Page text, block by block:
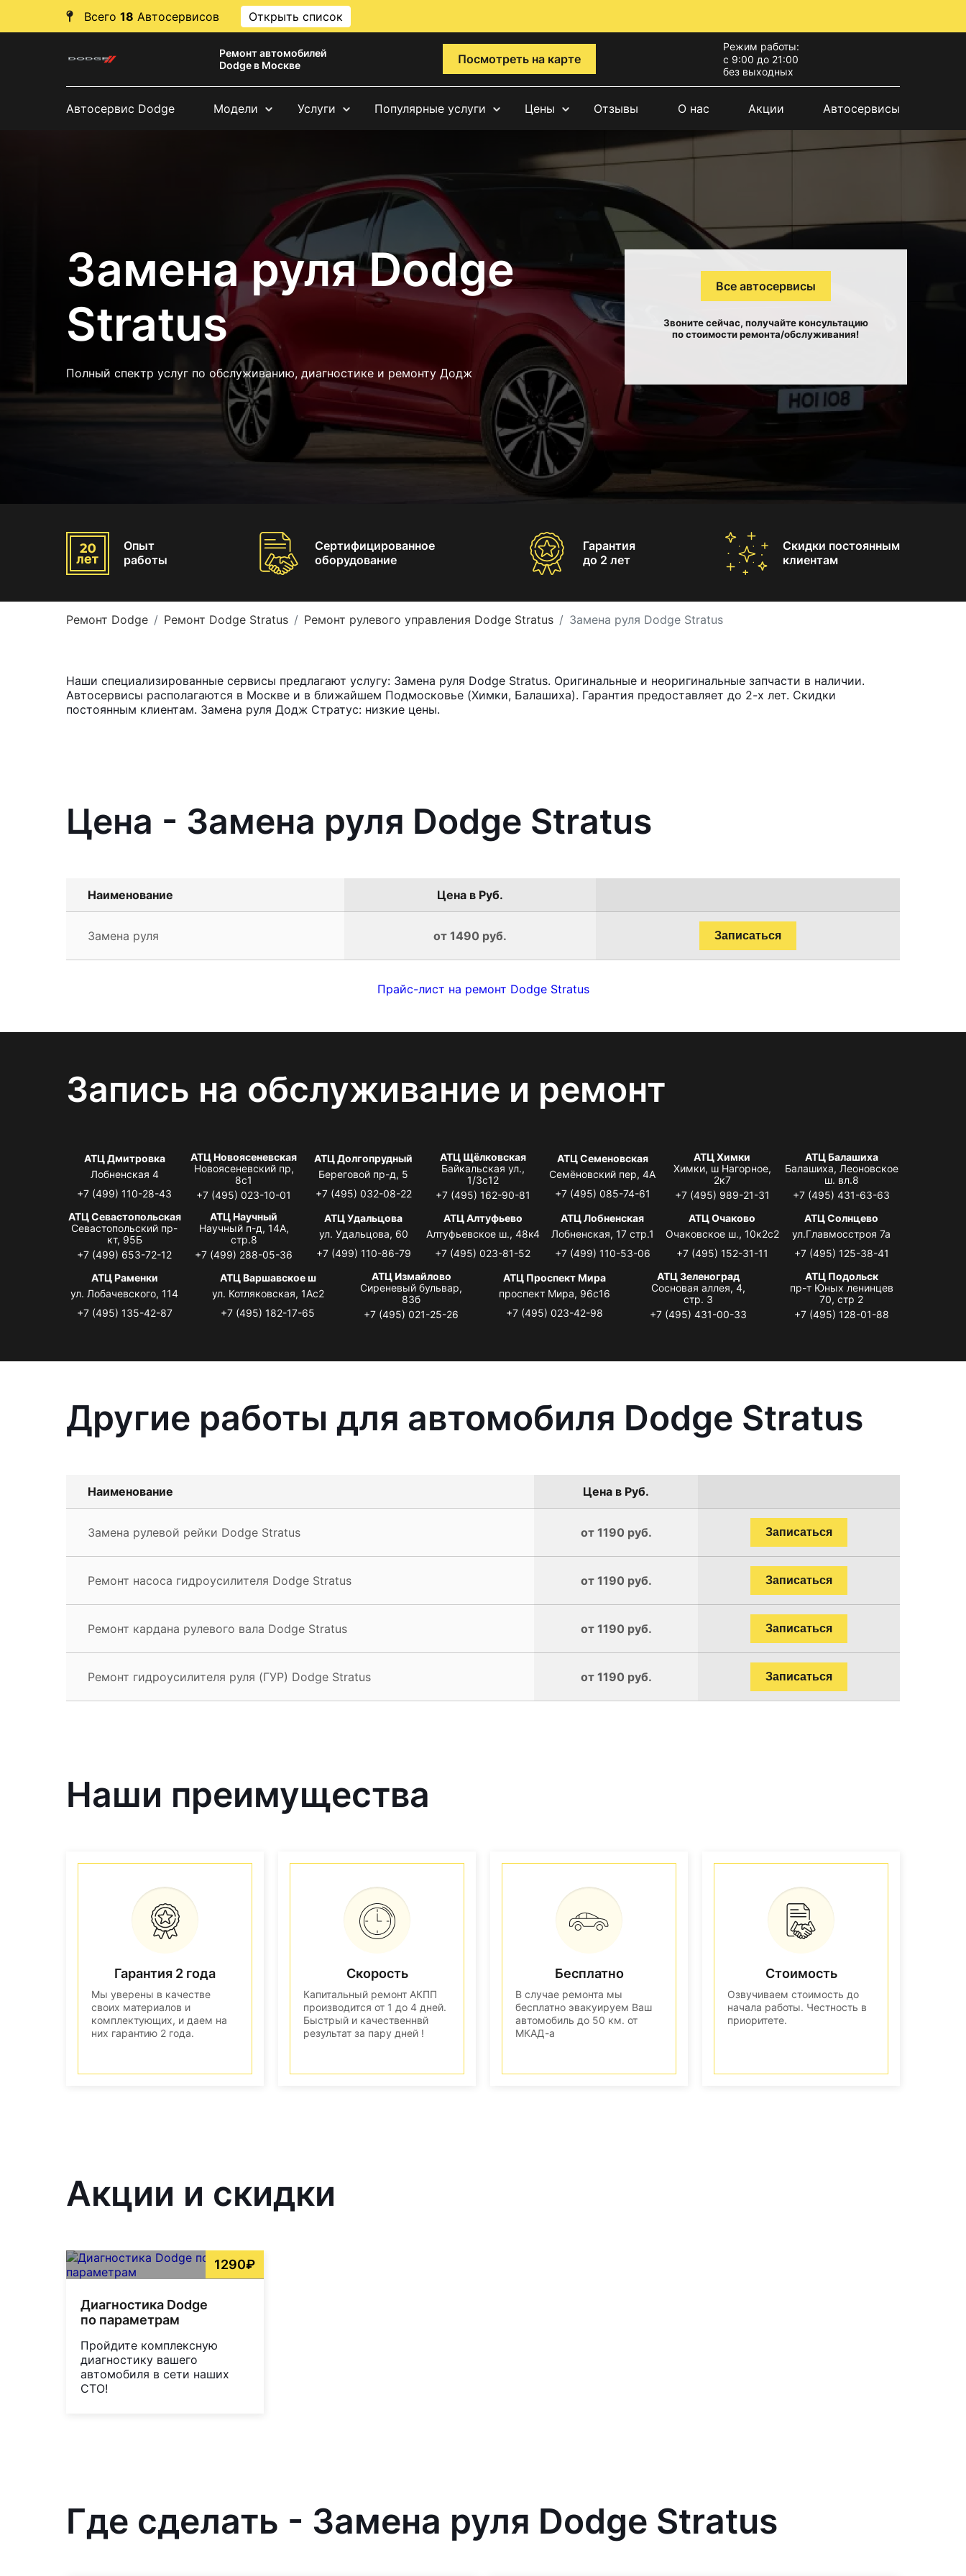
Всего 18 Автосервисов Открыть список
Ремонт автомобилей
Dodge в Москве
Посмотреть на карте
Режим работы:
с 9:00 до 21:00
без выходных
Автосервис Dodge Модели Услуги Популярные услуги Цены Отзывы О нас Акции Автосервисы
Замена руля Dodge
Stratus
Полный спектр услуг по обслуживанию, диагностике и ремонту Додж
Все автосервисы
Звоните сейчас, получайте консультацию
по стоимости ремонта/обслуживания!
Опыт
работы
Сертифицированное
оборудование
Гарантия
до 2 лет
Скидки постоянным
клиентам
Ремонт Dodge Ремонт Dodge Stratus Ремонт рулевого управления Dodge Stratus Замена руля Dodge Stratus
Наши специализированные сервисы предлагают услугу: Замена руля Dodge Stratus. Оригинальные и неоригинальные запчасти в наличии.
Автосервисы располагаются в Москве и в ближайшем Подмосковье (Химки, Балашиха). Гарантия предоставляет до 2-х лет. Скидки
постоянным клиентам. Замена руля Додж Стратус: низкие цены.
Цена - Замена руля Dodge Stratus
Наименование Цена в Руб.
Замена руля от 1490 руб. Записаться
Прайс-лист на ремонт Dodge Stratus
Запись на обслуживание и ремонт
АТЦ Дмитровка
Лобненская 4
+7 (499) 110-28-43
АТЦ Новоясеневская
Новоясеневский пр,
8с1
+7 (495) 023-10-01
АТЦ Долгопрудный
Береговой пр-д, 5
+7 (495) 032-08-22
АТЦ Щёлковская
Байкальская ул.,
1/3с12
+7 (495) 162-90-81
АТЦ Семеновская
Семёновский пер, 4А
+7 (495) 085-74-61
АТЦ Химки
Химки, ш Нагорное,
2к7
+7 (495) 989-21-31
АТЦ Балашиха
Балашиха, Леоновское
ш. вл.8
+7 (495) 431-63-63
АТЦ Севастопольская
Севастопольский пр-
кт, 95Б
+7 (499) 653-72-12
АТЦ Научный
Научный п-д, 14А,
стр.8
+7 (499) 288-05-36
АТЦ Удальцова
ул. Удальцова, 60
+7 (499) 110-86-79
АТЦ Алтуфьево
Алтуфьевское ш., 48к4
+7 (495) 023-81-52
АТЦ Лобненская
Лобненская, 17 стр.1
+7 (499) 110-53-06
АТЦ Очаково
Очаковское ш., 10к2с2
+7 (495) 152-31-11
АТЦ Солнцево
ул.Главмосстроя 7а
+7 (495) 125-38-41
АТЦ Раменки
ул. Лобачевского, 114
+7 (495) 135-42-87
АТЦ Варшавское ш
ул. Котляковская, 1Ас2
+7 (495) 182-17-65
АТЦ Измайлово
Сиреневый бульвар,
83б
+7 (495) 021-25-26
АТЦ Проспект Мира
проспект Мира, 96с16
+7 (495) 023-42-98
АТЦ Зеленоград
Сосновая аллея, 4,
стр. 3
+7 (495) 431-00-33
АТЦ Подольск
пр-т Юных ленинцев
70, стр 2
+7 (495) 128-01-88
Другие работы для автомобиля Dodge Stratus
Наименование Цена в Руб.
Замена рулевой рейки Dodge Stratus от 1190 руб. Записаться
Ремонт насоса гидроусилителя Dodge Stratus от 1190 руб. Записаться
Ремонт кардана рулевого вала Dodge Stratus от 1190 руб. Записаться
Ремонт гидроусилителя руля (ГУР) Dodge Stratus от 1190 руб. Записаться
Наши преимущества
Гарантия 2 года
Мы уверены в качестве
своих материалов и
комплектующих, и даем на
них гарантию 2 года.
Скорость
Капитальный ремонт АКПП
производится от 1 до 4 дней.
Быстрый и качественнвй
результат за пару дней !
Бесплатно
В случае ремонта мы
бесплатно эвакуируем Ваш
автомобиль до 50 км. от
МКАД-а
Стоимость
Озвучиваем стоимость до
начала работы. Честность в
приоритете.
Акции и скидки
1290₽
Диагностика Dodge
по параметрам
Пройдите комплексную
диагностику вашего
автомобиля в сети наших
СТО!
Где сделать - Замена руля Dodge Stratus